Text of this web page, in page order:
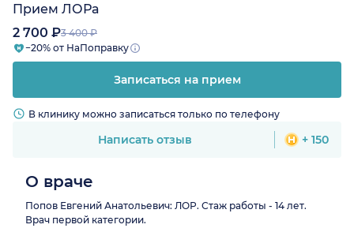
Прием ЛОРа
2 700 ₽3 400 ₽
−20% от НаПоправку
Записаться на прием
В клинику можно записаться только по телефону
Написать отзыв + 150
О враче
Попов Евгений Анатольевич: ЛОР. Стаж работы - 14 лет.
Врач первой категории.